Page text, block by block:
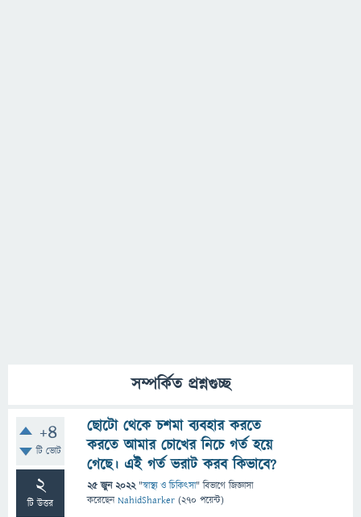
সম্পর্কিত প্রশ্নগুচ্ছ
+4
টি ভোট
2
টি উত্তর
ছোটো থেকে চশমা ব্যবহার করতে
করতে আমার চোখের নিচে গর্ত হয়ে
গেছে। এই গর্ত ভরাট করব কিভাবে?
25 জুন 2022 "স্বাস্থ্য ও চিকিৎসা" বিভাগে জিজ্ঞাসা
করেছেনNahidSharker (270 পয়েন্ট)